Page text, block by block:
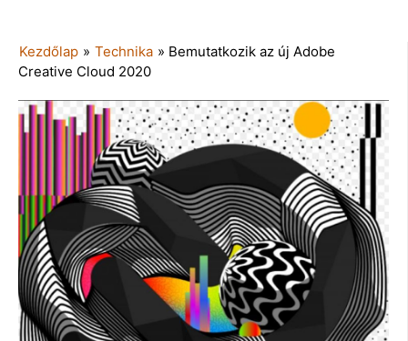
Kezdőlap » Technika » Bemutatkozik az új Adobe
Creative Cloud 2020